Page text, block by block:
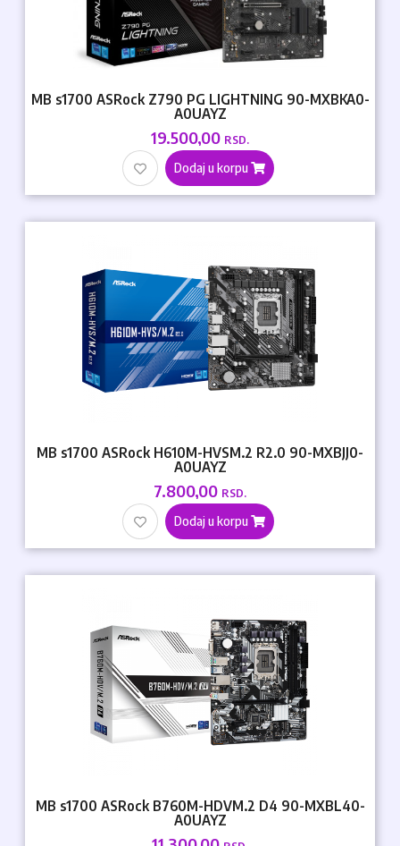
MB s1700 ASRock Z790 PG LIGHTNING 90-MXBKA0-
A0UAYZ
19.500,00 RSD.
Dodaj u korpu
MB s1700 ASRock H610M-HVSM.2 R2.0 90-MXBJJ0-
A0UAYZ
7.800,00 RSD.
Dodaj u korpu
MB s1700 ASRock B760M-HDVM.2 D4 90-MXBL40-
A0UAYZ